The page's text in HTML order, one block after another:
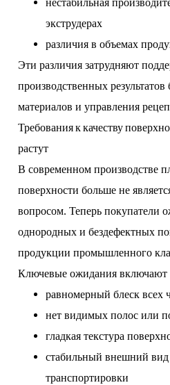
экструдерах
различия в объемах
Эти различия затрудняют
производственных результатов
материалов и управления
Требования к качеству
растут
В современном производстве
поверхности больше не
вопросом. Теперь покупатели
однородных и бездефектных
продукции промышленного
Ключевые ожидания включают
равномерный блеск всех
нет видимых полос или
гладкая текстура
стабильный внешний вид
транспортировки